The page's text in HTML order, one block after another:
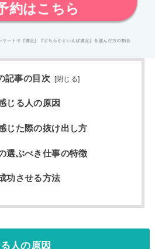
約はこちら
記事の目次 [閉じる]
じる人の原因
じた際の抜け出し方
選ぶべき仕事の特徴
功させる方法
人の原因